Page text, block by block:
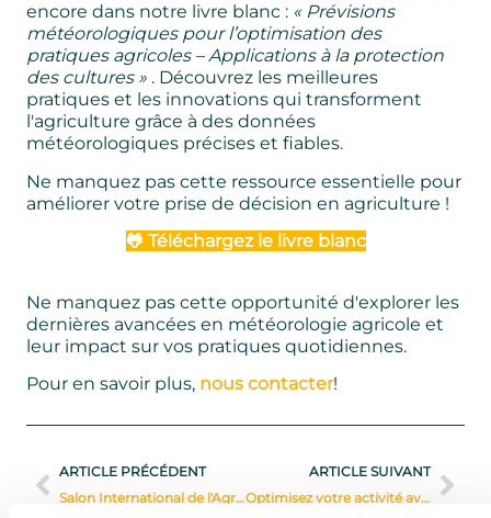
encore dans notre livre blanc : « Prévisions
météorologiques pour l’optimisation des
pratiques agricoles – Applications à la protection
des cultures » . Découvrez les meilleures
pratiques et les innovations qui transforment
l'agriculture grâce à des données
météorologiques précises et fiables.
Ne manquez pas cette ressource essentielle pour
améliorer votre prise de décision en agriculture !
🐸 Téléchargez le livre blanc
Ne manquez pas cette opportunité d'explorer les
dernières avancées en météorologie agricole et
leur impact sur vos pratiques quotidiennes.
Pour en savoir plus, nous contacter!
ARTICLE PRÉCÉDENT
Salon International de l'Agriculture : FROGCAST, au cœur de l'innovation agricole !
ARTICLE SUIVANT
Optimisez votre activité avec l'intégration d'une API météo – Les avantages avec FROGCAST